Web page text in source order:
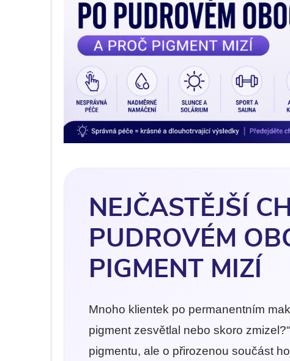
NEJČASTĚJŠÍ
PUDROVÉM
PIGMENT MIZÍ
Mnoho klientek po permanentním
pigment zesvětlal nebo skoro
pigmentu, ale o přirozenou součást